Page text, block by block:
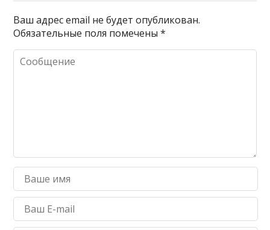
Ваш адрес email не будет опубликован.
Обязательные поля помечены*